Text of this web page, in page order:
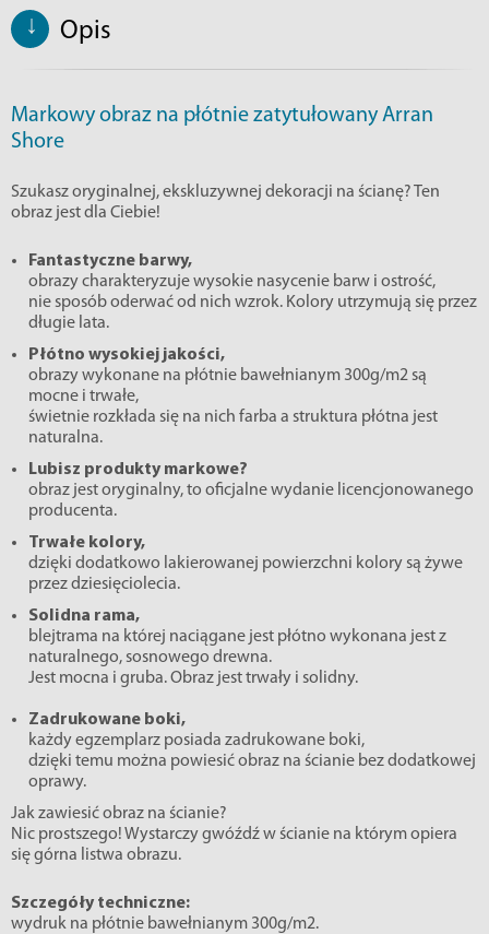
↓ Opis
Markowy obraz na płótnie zatytułowany Arran
Shore
Szukasz oryginalnej, ekskluzywnej dekoracji na ścianę? Ten
obraz jest dla Ciebie!
Fantastyczne barwy,
obrazy charakteryzuje wysokie nasycenie barw i ostrość,
nie sposób oderwać od nich wzrok. Kolory utrzymują się przez
długie lata.
Płótno wysokiej jakości,
obrazy wykonane na płótnie bawełnianym 300g/m2 są
mocne i trwałe,
świetnie rozkłada się na nich farba a struktura płótna jest
naturalna.
Lubisz produkty markowe?
obraz jest oryginalny, to oficjalne wydanie licencjonowanego
producenta.
Trwałe kolory,
dzięki dodatkowo lakierowanej powierzchni kolory są żywe
przez dziesięciolecia.
Solidna rama,
blejtrama na której naciągane jest płótno wykonana jest z
naturalnego, sosnowego drewna.
Jest mocna i gruba. Obraz jest trwały i solidny.
Zadrukowane boki,
każdy egzemplarz posiada zadrukowane boki,
dzięki temu można powiesić obraz na ścianie bez dodatkowej
oprawy.
Jak zawiesić obraz na ścianie?
Nic prostszego! Wystarczy gwóźdź w ścianie na którym opiera
się górna listwa obrazu.
Szczegóły techniczne:
wydruk na płótnie bawełnianym 300g/m2.